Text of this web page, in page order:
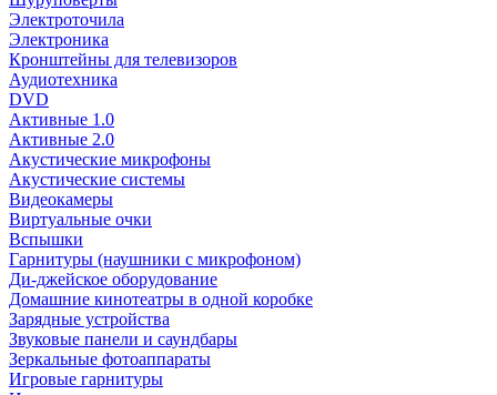
Электроточила
Электроника
Кронштейны для телевизоров
Аудиотехника
DVD
Активные 1.0
Активные 2.0
Акустические микрофоны
Акустические системы
Видеокамеры
Виртуальные очки
Вспышки
Гарнитуры (наушники с микрофоном)
Ди-джейское оборудование
Домашние кинотеатры в одной коробке
Зарядные устройства
Звуковые панели и саундбары
Зеркальные фотоаппараты
Игровые гарнитуры